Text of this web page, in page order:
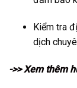
Kiểm tra
dịch
->> Xem thêm